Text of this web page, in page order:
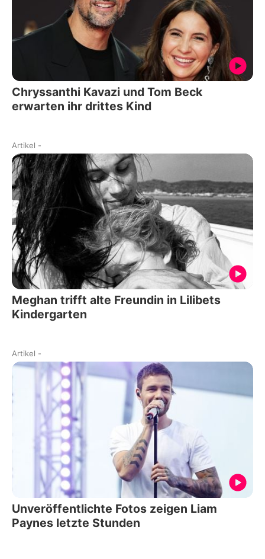
Chryssanthi Kavazi und Tom Beck
erwarten ihr drittes Kind
Artikel -
Meghan trifft alte Freundin in Lilibets
Kindergarten
Artikel -
Unveröffentlichte Fotos zeigen Liam
Paynes letzte Stunden